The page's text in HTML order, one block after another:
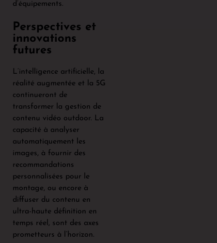
d’équipements.
Perspectives et
innovations
futures
L’intelligence artificielle, la
réalité augmentée et la 5G
continueront de
transformer la gestion de
contenu vidéo outdoor. La
capacité à analyser
automatiquement les
images, à fournir des
recommandations
personnalisées pour le
montage, ou encore à
diffuser du contenu en
ultra-haute définition en
temps réel, sont des axes
prometteurs à l’horizon.